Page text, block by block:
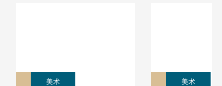
美术 美术